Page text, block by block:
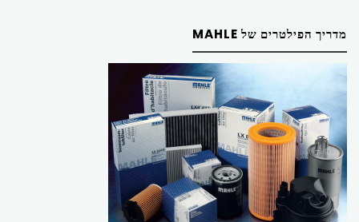
מדריך הפילטרים של MAHLE